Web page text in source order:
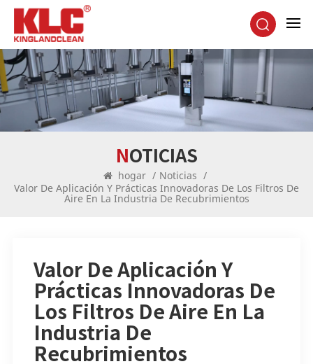
NOTICIAS
hogar / Noticias /
Valor De Aplicación Y Prácticas Innovadoras De Los Filtros De
Aire En La Industria De Recubrimientos
Valor De Aplicación Y
Prácticas Innovadoras De
Los Filtros De Aire En La
Industria De
Recubrimientos